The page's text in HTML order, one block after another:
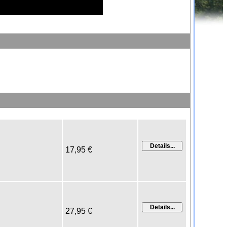
17,95 €
27,95 €